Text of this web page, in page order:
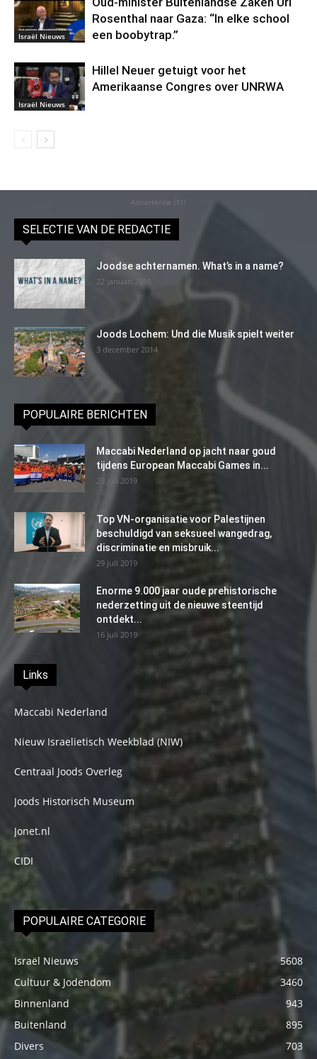
Israël Nieuws
Rosenthal naar Gaza: “In elke school
een boobytrap.”
Israël Nieuws
Hillel Neuer getuigt voor het
Amerikaanse Congres over UNRWA
Advertentie (11)
SELECTIE VAN DE REDACTIE
Joodse achternamen. What’s in a name?
22 januari 2016
Joods Lochem: Und die Musik spielt weiter
3 december 2014
POPULAIRE BERICHTEN
Maccabi Nederland op jacht naar goud
tijdens European Maccabi Games in...
29 juli 2019
Top VN-organisatie voor Palestijnen
beschuldigd van seksueel wangedrag,
discriminatie en misbruik...
29 juli 2019
Enorme 9.000 jaar oude prehistorische
nederzetting uit de nieuwe steentijd
ontdekt...
16 juli 2019
Links
Maccabi Nederland
Nieuw Israelietisch Weekblad (NIW)
Centraal Joods Overleg
Joods Historisch Museum
Jonet.nl
CIDI
POPULAIRE CATEGORIE
Israël Nieuws
5608
Cultuur & Jodendom
3460
Binnenland
943
Buitenland
895
Divers
703